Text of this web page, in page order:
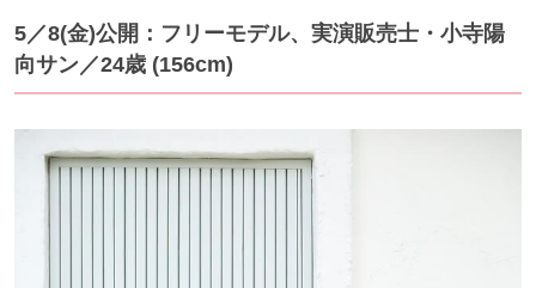
5／8(金)公開：フリーモデル、実演販売士・小寺陽
向サン ／24歳 (156cm)